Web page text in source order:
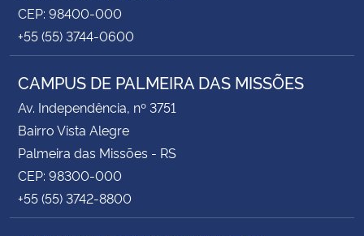
CEP: 98400-000
+55 (55) 3744-0600
CAMPUS DE PALMEIRA DAS MISSÕES
Av. Independência, nº 3751
Bairro Vista Alegre
Palmeira das Missões - RS
CEP: 98300-000
+55 (55) 3742-8800